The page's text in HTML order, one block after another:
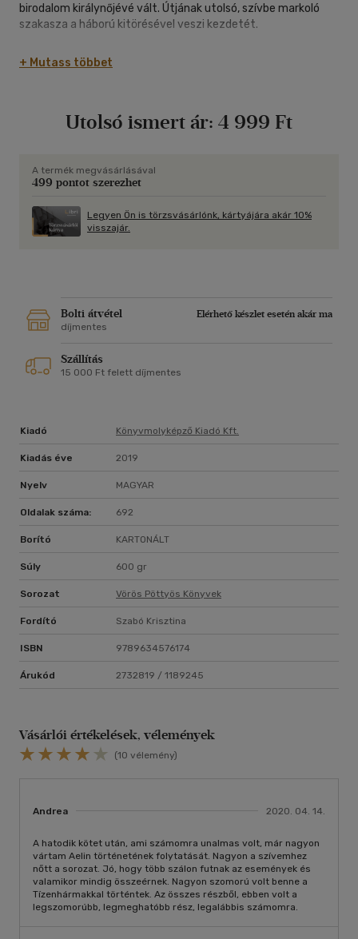
birodalom királynőjévé vált. Útjának utolsó, szívbe markoló
szakasza a háború kitörésével veszi kezdetét.
Aelin mindent kockára tett, hogy megmentse a népét -
csakhogy hatalmas árat fizetett érte. A tündérkirálynő
Ha megtörik, Maeve pusztulásra ítél mindenkit, akit szeret.
De hiába került ő fogságba, a barátainak mennie kell tovább.
Bizonyos kötelékek elmélyülnek, míg mások örökre
A tenger túlpartján Rowan, hű társaival foglyul ejtett
hitvesét és királynőjét keresi - nehogy végleg elveszítse!
Sarah J. Maas kirobbanóan sikeres Üvegtrón sorozatának
utolsó, döbbenetes felvonása!
Mélyedj el az élményében!
+ Mutass többet
Utolsó ismert ár: 4 999 Ft
A termék megvásárlásával
499 pontot szerezhet
Legyen Ön is törzsvásárlónk, kártyájára akár 10%
visszajár.
Bolti átvétel
Elérhető készlet esetén akár ma
díjmentes
Szállítás
15 000 Ft felett díjmentes
Kiadó Könyvmolyképző Kiadó Kft.
Kiadás éve 2019
Nyelv MAGYAR
Oldalak száma: 692
Borító KARTONÁLT
Súly 600 gr
Sorozat Vörös Pöttyös Könyvek
Fordító Szabó Krisztina
ISBN 9789634576174
Árukód 2732819 / 1189245
Vásárlói értékelések, vélemények
(10 vélemény)
Andrea 2020. 04. 14.
A hatodik kötet után, ami számomra unalmas volt, már nagyon
vártam Aelin történetének folytatását. Nagyon a szívemhez
nőtt a sorozat. Jó, hogy több szálon futnak az események és
valamikor mindig összeérnek. Nagyon szomorú volt benne a
Tízenhármakkal történtek. Az összes részből, ebben volt a
legszomorúbb, legmeghatóbb rész, legalábbis számomra.